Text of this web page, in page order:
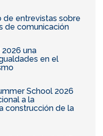
de entrevistas sobre
de comunicación
2026 una
en el
School 2026
a la
construcción de la